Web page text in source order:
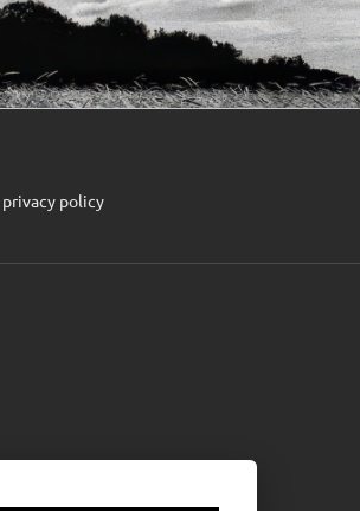
privacy policy